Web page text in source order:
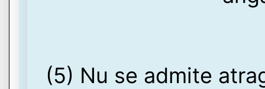
(5) Nu se admite